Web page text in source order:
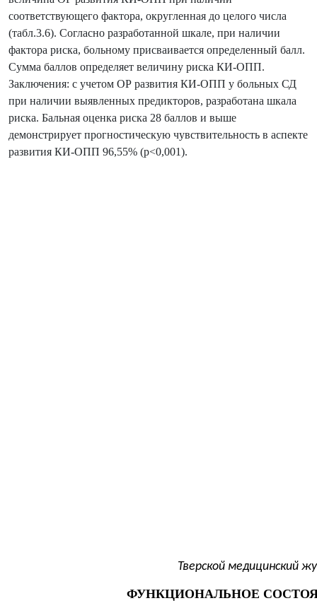
соответствующего фактора, округленная до целого числа
(табл.3.6). Согласно разработанной шкале, при наличии
фактора риска, больному присваивается определенный балл.
Сумма баллов определяет величину риска КИ-ОПП.
Заключения: с учетом ОР развития КИ-ОПП у больных СД
при наличии выявленных предикторов, разработана шкала
риска. Бальная оценка риска 28 баллов и выше
демонстрирует прогностическую чувствительность в аспекте
развития КИ-ОПП 96,55% (p<0,001).
Тверской медицинский
ФУНКЦИОНАЛЬНОЕ